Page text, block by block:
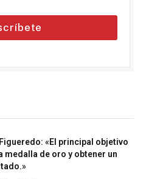
«El principal objetivo
medalla de oro y obtener un